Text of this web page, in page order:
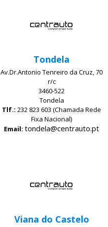
Tondela
Av.Dr.Antonio Tenreiro da Cruz, 70
r/c
3460-522
Tondela
Tlf.:232 823 603 (Chamada Rede
Fixa Nacional)
Email: tondela@centrauto.pt
Viana do Castelo